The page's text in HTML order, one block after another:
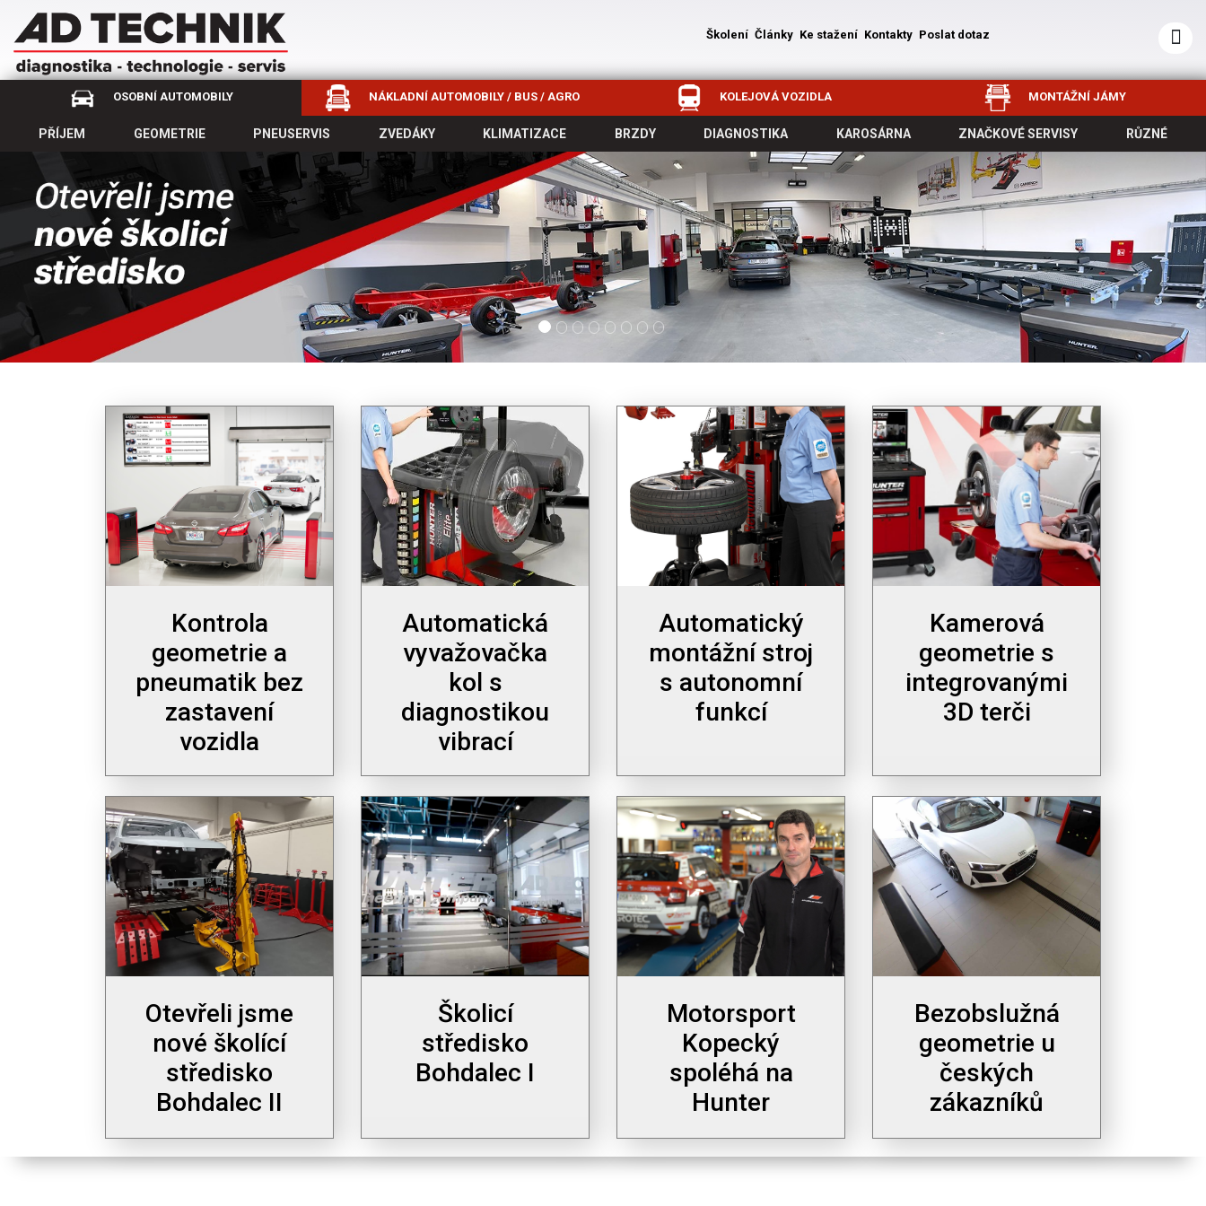
Školení Články Ke stažení Kontakty Poslat dotaz
OSOBNÍ AUTOMOBILY NÁKLADNÍ AUTOMOBILY / BUS / AGRO KOLEJOVÁ VOZIDLA MONTÁŽNÍ JÁMY
PŘÍJEM GEOMETRIE PNEUSERVIS ZVEDÁKY KLIMATIZACE BRZDY DIAGNOSTIKA KAROSÁRNA ZNAČKOVÉ SERVISY RŮZNÉ
Kontrola
geometrie a
pneumatik bez
zastavení
vozidla
Automatická
vyvažovačka
kol s
diagnostikou
vibrací
Automatický
montážní stroj
s autonomní
funkcí
Kamerová
geometrie s
integrovanými
3D terči
Otevřeli jsme
nové školící
středisko
Bohdalec II
Školicí
středisko
Bohdalec I
Motorsport
Kopecký
spoléhá na
Hunter
Bezobslužná
geometrie u
českých
zákazníků